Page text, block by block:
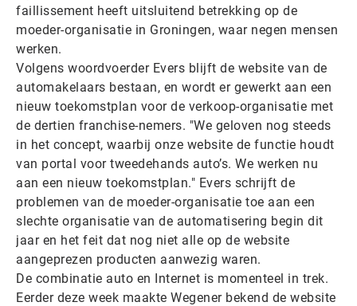
faillissement heeft uitsluitend betrekking op de
moeder-organisatie in Groningen, waar negen mensen
werken.
Volgens woordvoerder Evers blijft de website van de
automakelaars bestaan, en wordt er gewerkt aan een
nieuw toekomstplan voor de verkoop-organisatie met
de dertien franchise-nemers. "We geloven nog steeds
in het concept, waarbij onze website de functie houdt
van portal voor tweedehands auto’s. We werken nu
aan een nieuw toekomstplan." Evers schrijft de
problemen van de moeder-organisatie toe aan een
slechte organisatie van de automatisering begin dit
jaar en het feit dat nog niet alle op de website
aangeprezen producten aanwezig waren.
De combinatie auto en Internet is momenteel in trek.
Eerder deze week maakte Wegener bekend de website